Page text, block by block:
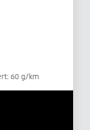
60 g/km